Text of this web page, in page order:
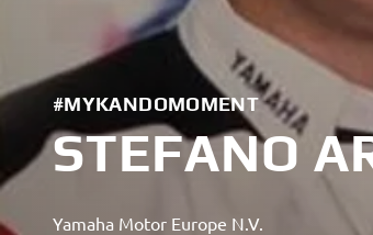
#MYKANDOMOMENT
STEFANO
Yamaha Motor Europe N.V.